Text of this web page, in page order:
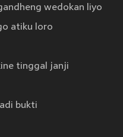
wedokan liyo
atiku loro
tinggal janji
bukti